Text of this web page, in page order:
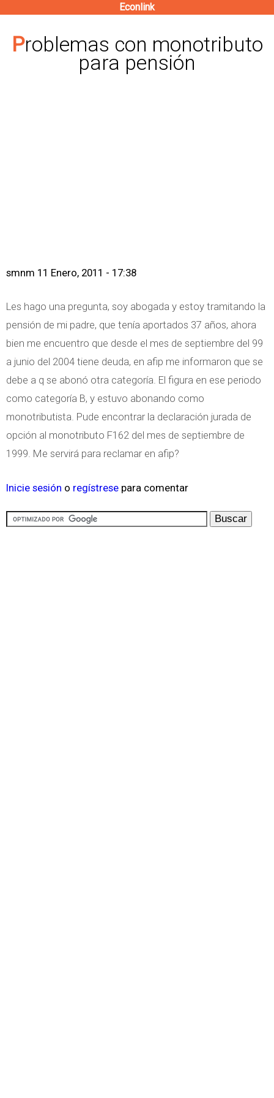
contenido
principal
Econlink
Problemas con monotributo
para pensión
smnm 11 Enero, 2011 - 17:38
Les hago una pregunta, soy abogada y estoy tramitando la
pensión de mi padre, que tenía aportados 37 años, ahora
bien me encuentro que desde el mes de septiembre del 99
a junio del 2004 tiene deuda, en afip me informaron que se
debe a q se abonó otra categoría. El figura en ese periodo
como categoría B, y estuvo abonando como
monotributista. Pude encontrar la declaración jurada de
opción al monotributo F162 del mes de septiembre de
1999. Me servirá para reclamar en afip?
Inicie sesión o regístrese para comentar